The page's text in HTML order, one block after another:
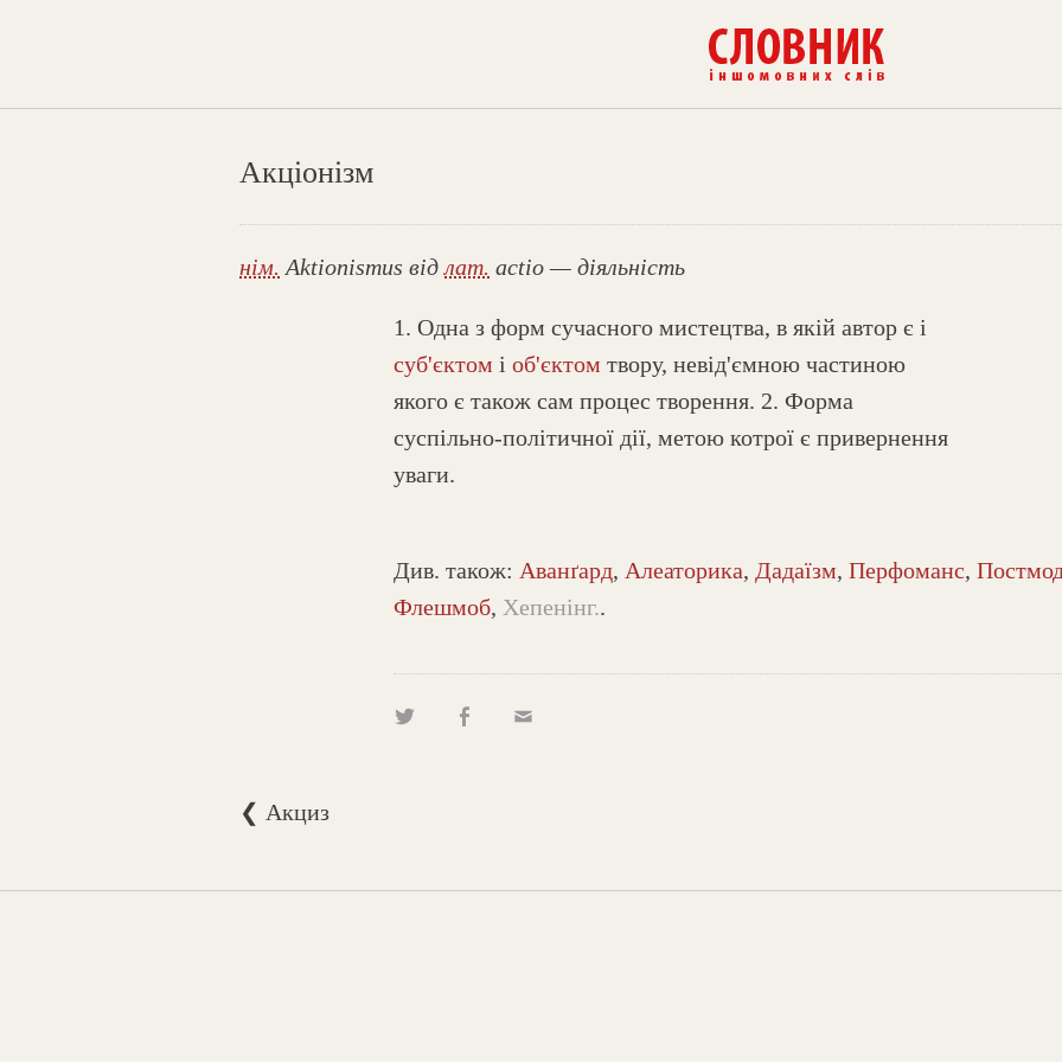
Акціонізм
нім. Aktionismus відлат. actio — діяльність
1. Одна з форм сучасного мистецтва, в якій автор є і
суб'єктом і об'єктом твору, невід'ємною частиною
якого є також сам процес творення. 2. Форма
суспільно-політичної дії, метою котрої є привернення
уваги.
Див. також: Аванґард, Алеаторика, Дадаїзм, Перфоманс,
Флешмоб, Хепенінг..
❮ Акциз